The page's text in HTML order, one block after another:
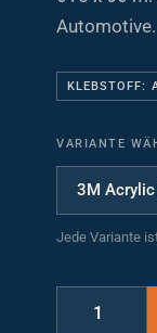
Automotive.
VARIANTE
Jede Variante